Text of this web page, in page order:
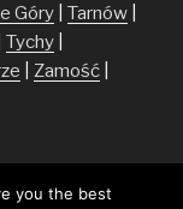
Góry Tarnów
Tychy
Zamość
you the best